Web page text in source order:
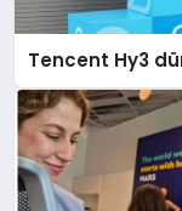
Tencent Hy3